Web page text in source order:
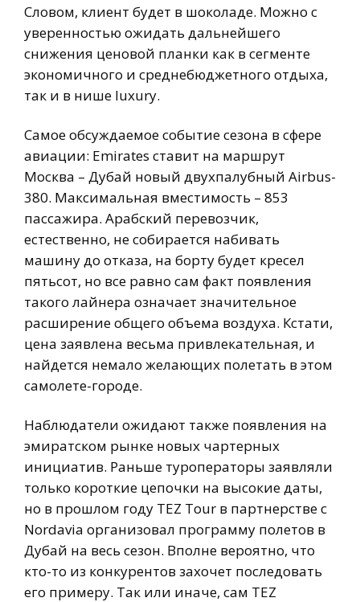
Словом, клиент будет в шоколаде. Можно с
уверенностью ожидать дальнейшего
снижения ценовой планки как в сегменте
экономичного и среднебюджетного отдыха,
так и в нише luxury.
Самое обсуждаемое событие сезона в сфере
авиации: Emirates ставит на маршрут
Москва – Дубай новый двухпалубный Airbus-
380. Максимальная вместимость – 853
пассажира. Арабский перевозчик,
естественно, не собирается набивать
машину до отказа, на борту будет кресел
пятьсот, но все равно сам факт появления
такого лайнера означает значительное
расширение общего объема воздуха. Кстати,
цена заявлена весьма привлекательная, и
найдется немало желающих полетать в этом
самолете-городе.
Наблюдатели ожидают также появления на
эмиратском рынке новых чартерных
инициатив. Раньше туроператоры заявляли
только короткие цепочки на высокие даты,
но в прошлом году TEZ Tour в партнерстве с
Nordavia организовал программу полетов в
Дубай на весь сезон. Вполне вероятно, что
кто-то из конкурентов захочет последовать
его примеру. Так или иначе, сам TEZ